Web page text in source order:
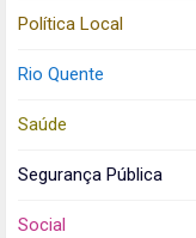
Política Local
Rio Quente
Saúde
Segurança Pública
Social